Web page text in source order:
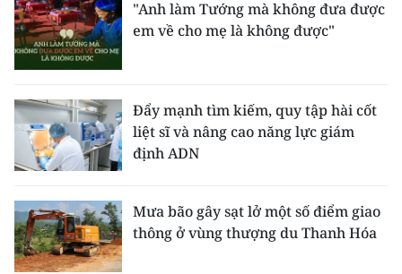
"Anh làm Tướng mà không đưa được
em về cho mẹ là không được"
Đẩy mạnh tìm kiếm, quy tập hài cốt
liệt sĩ và nâng cao năng lực giám
định ADN
Mưa bão gây sạt lở một số điểm giao
thông ở vùng thượng du Thanh Hóa